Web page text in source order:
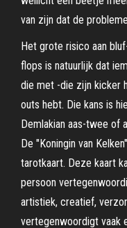
van zijn dat de
Het grote risico aan
flops is natuurlijk dat
die met -die zijn kicker
outs hebt. Die kans is
Demlakian aas-twee of
De "Koningin van
tarotkaart. Deze kaart
persoon
artistiek, creatief,
vertegenwoordigt vaak